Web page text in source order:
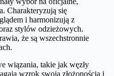
Charakteryzują się
i harmonizują z
stylów odzieżowych.
że są wszechstronnie
wiązania, takie jak węzły
wzrok swoją złożonością i